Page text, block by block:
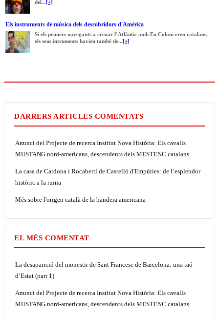
del...[+]
Els instruments de música dels descobridors d'Amèrica
Si els primers navegants a creuar l’Atlàntic amb En Colom eren catalans,
els seus intruments havien també de...[+]
DARRERS ARTICLES COMENTATS
Anunci del Projecte de recerca Institut Nova Història: Els cavalls
MUSTANG nord-americans, descendents dels MESTENC catalans
La casa de Cardona i Rocabertí de Castelló d'Empúries: de l’esplendor
històric a la ruïna
Més sobre l'origen català de la bandera americana
EL MÉS COMENTAT
La desaparició del monestir de Sant Francesc de Barcelona: una raó
d’Estat (part 1)
Anunci del Projecte de recerca Institut Nova Història: Els cavalls
MUSTANG nord-americans, descendents dels MESTENC catalans